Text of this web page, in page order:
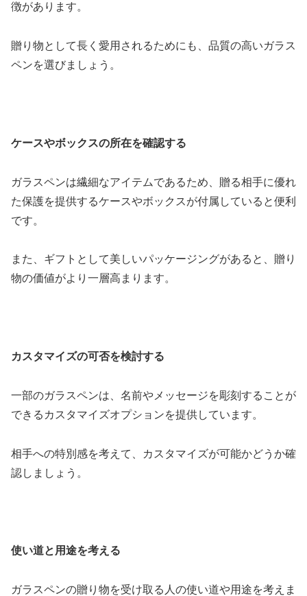
徴があります。
贈り物として長く愛用されるためにも、品質の高いガラス
ペンを選びましょう。
ケースやボックスの所在を確認する
ガラスペンは繊細なアイテムであるため、贈る相手に優れ
た保護を提供するケースやボックスが付属していると便利
です。
また、ギフトとして美しいパッケージングがあると、贈り
物の価値がより一層高まります。
カスタマイズの可否を検討する
一部のガラスペンは、名前やメッセージを彫刻することが
できるカスタマイズオプションを提供しています。
相手への特別感を考えて、カスタマイズが可能かどうか確
認しましょう。
使い道と用途を考える
ガラスペンの贈り物を受け取る人の使い道や用途を考えま